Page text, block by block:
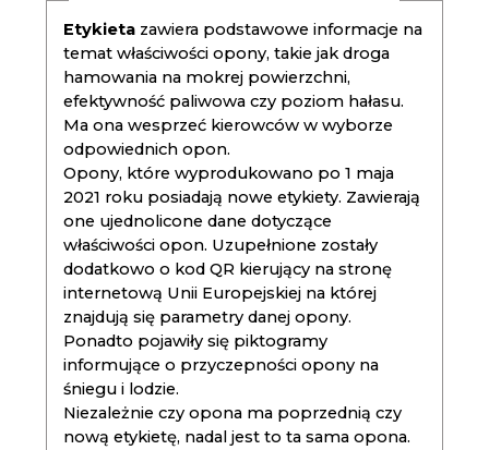
Etykieta zawiera podstawowe informacje na
temat właściwości opony, takie jak droga
hamowania na mokrej powierzchni,
efektywność paliwowa czy poziom hałasu.
Ma ona wesprzeć kierowców w wyborze
odpowiednich opon.
Opony, które wyprodukowano po 1 maja
2021 roku posiadają nowe etykiety. Zawierają
one ujednolicone dane dotyczące
właściwości opon. Uzupełnione zostały
dodatkowo o kod QR kierujący na stronę
internetową Unii Europejskiej na której
znajdują się parametry danej opony.
Ponadto pojawiły się piktogramy
informujące o przyczepności opony na
śniegu i lodzie.
Niezależnie czy opona ma poprzednią czy
nową etykietę, nadal jest to ta sama opona.